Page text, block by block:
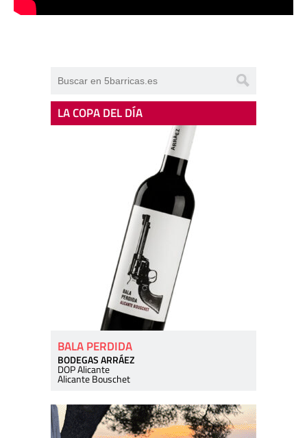
LA COPA DEL DÍA
BALA PERDIDA
BODEGAS ARRÁEZ
DOP Alicante
Alicante Bouschet